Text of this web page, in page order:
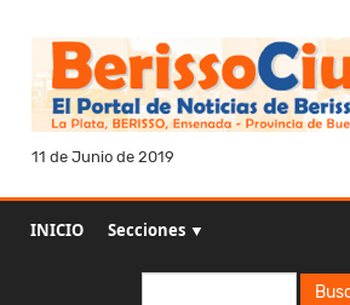
11 de Junio de 2019
INICIO Secciones ▼